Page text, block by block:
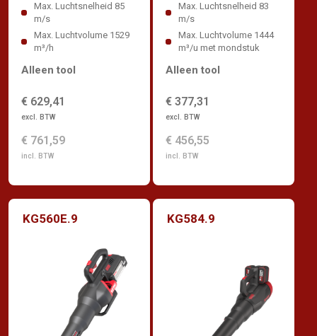
Max. Luchtsnelheid 85
m/s
Max. Luchtvolume 1529
m³/h
€ 629,41
excl. BTW
€ 761,59
incl. BTW
Alleen tool
Max. Luchtsnelheid 83
m/s
Max. Luchtvolume 1444
m³/u met mondstuk
€ 377,31
excl. BTW
€ 456,55
incl. BTW
Alleen tool
KG560E.9 KG584.9